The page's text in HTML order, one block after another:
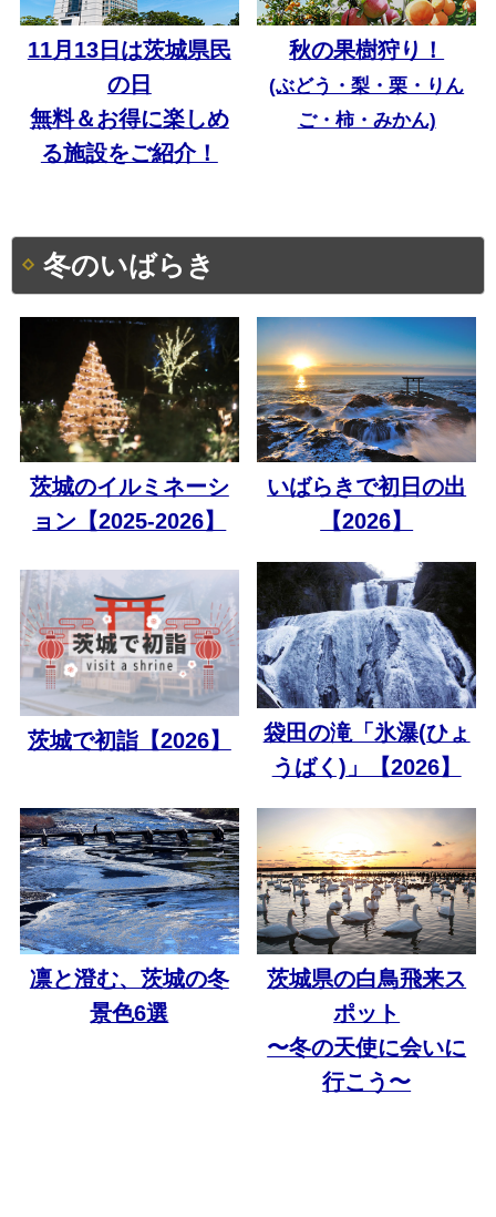
11月13日は茨城県民
の日
無料＆お得に楽しめ
る施設をご紹介！
秋の果樹狩り！
(ぶどう・梨・栗・りん
ご・柿・みかん)
冬のいばらき
茨城のイルミネーシ
ョン【2025-2026】
いばらきで初日の出
【2026】
茨城で初詣【2026】
袋田の滝「氷瀑(ひょ
うばく)」【2026】
凛と澄む、茨城の冬
景色6選
茨城県の白鳥飛来ス
ポット
〜冬の天使に会いに
行こう〜